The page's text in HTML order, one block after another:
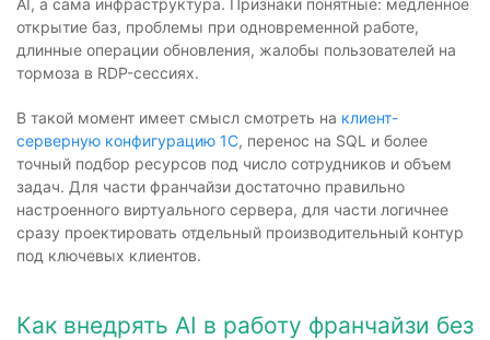
AI, а сама инфраструктура. Признаки понятные: медленное
открытие баз, проблемы при одновременной работе,
длинные операции обновления, жалобы пользователей на
тормоза в RDP-сессиях.
В такой момент имеет смысл смотреть на клиент-
серверную конфигурацию 1С, перенос на SQL и более
точный подбор ресурсов под число сотрудников и объем
задач. Для части франчайзи достаточно правильно
настроенного виртуального сервера, для части логичнее
сразу проектировать отдельный производительный контур
под ключевых клиентов.
Как внедрять AI в работу франчайзи без